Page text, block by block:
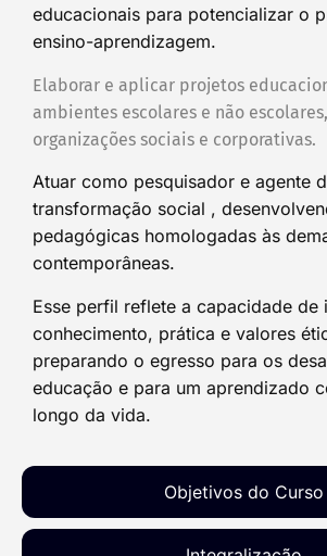
Objetivos do Curso
educacionais para potencializar o
ensino-aprendizagem.
Elaborar e aplicar projetos
ambientes escolares e não
organizações sociais e corporativas.
Atuar como pesquisador e agente
transformação social ,
pedagógicas homologadas às
contemporâneas.
Esse perfil reflete a capacidade de
conhecimento, prática e valores
preparando o egresso para os
educação e para um aprendizado
longo da vida.